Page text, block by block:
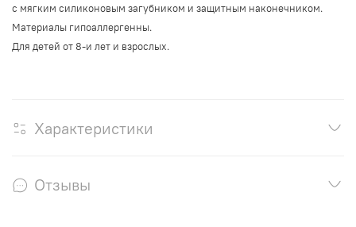
с мягким силиконовым загубником и защитным наконечником.
Материалы гипоаллергенны.
Для детей от 8-и лет и взрослых.
Характеристики
Отзывы